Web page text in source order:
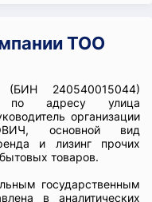
ТОО
240540015044)
по адресу улица
организации
основной вид
и лизинг прочих
товаров.
государственным
в аналитических